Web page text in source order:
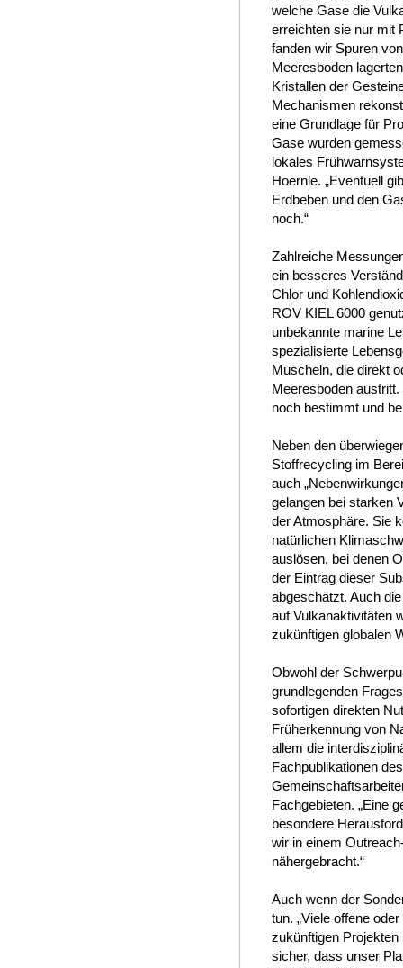
welche Gase die
erreichten sie nur mit
fanden wir Spuren
Meeresboden
Kristallen der
Mechanismen
eine Grundlage für
Gase wurden
lokales
Hoernle. „Eventuell
Erdbeben und den
noch.“
Zahlreiche
ein besseres
Chlor und
ROV KIEL 6000
unbekannte marine
spezialisierte
Muscheln, die direkt
Meeresboden
noch bestimmt und
Neben den
Stoffrecycling im
auch
gelangen bei starken
der Atmosphäre. Sie
natürlichen
auslösen, bei denen
der Eintrag dieser
abgeschätzt. Auch
auf Vulkanaktivitäten
zukünftigen globalen
Obwohl der
grundlegenden
sofortigen direkten
Früherkennung von
allem die
Fachpublikationen
Fachgebieten. „Eine
besondere
wir in einem
nähergebracht.“
Auch wenn der
tun. „Viele offene
zukünftigen Projekten
sicher, dass unser